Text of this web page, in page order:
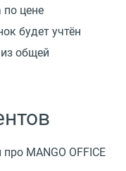
по цене
будет учтён
общей
MANGO OFFICE